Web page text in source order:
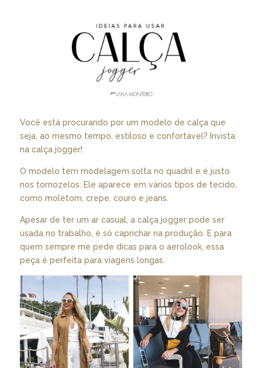
Você está procurando por um modelo de calça que
seja, ao mesmo tempo, estiloso e confortável? Invista
na calça jogger!
O modelo tem modelagem solta no quadril e é justo
nos tornozelos. Ele aparece em vários tipos de tecido,
como moletom, crepe, couro e jeans.
Apesar de ter um ar casual, a calça jogger pode ser
usada no trabalho, é só caprichar na produção. E para
quem sempre me pede dicas para o aerolook, essa
peça é perfeita para viagens longas.